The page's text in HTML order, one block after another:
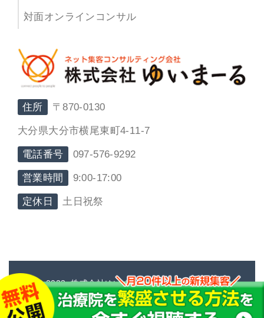
対面オンラインコンサル
住所 〒870-0130
大分県大分市横尾東町4-11-7
電話番号 097-576-9292
営業時間 9:00-17:00
定休日 土日祝祭
© 2023, 株式会社ゆいまーる. All rights reserved.
Design by ゆいまーる ver1.2.1